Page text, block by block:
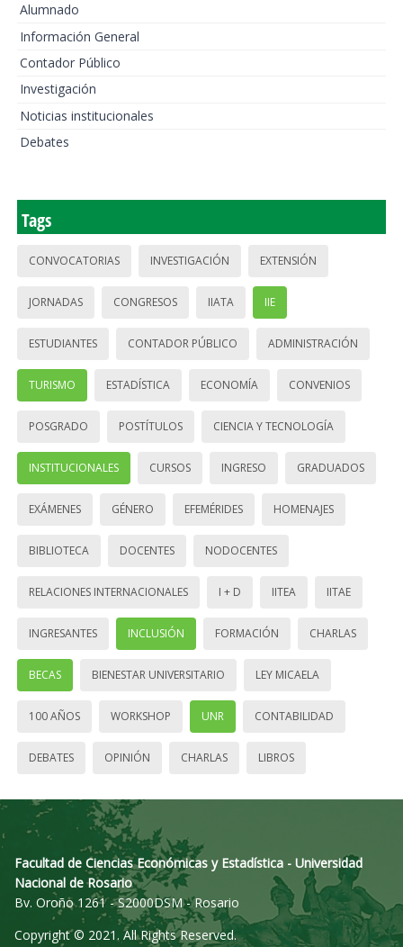
Alumnado
Información General
Contador Público
Investigación
Noticias institucionales
Debates
Tags
CONVOCATORIAS INVESTIGACIÓN EXTENSIÓN
JORNADAS CONGRESOS IIATA IIE
ESTUDIANTES CONTADOR PÚBLICO ADMINISTRACIÓN
TURISMO ESTADÍSTICA ECONOMÍA CONVENIOS
POSGRADO POSTÍTULOS CIENCIA Y TECNOLOGÍA
INSTITUCIONALES CURSOS INGRESO GRADUADOS
EXÁMENES GÉNERO EFEMÉRIDES HOMENAJES
BIBLIOTECA DOCENTES NODOCENTES
RELACIONES INTERNACIONALES I + D IITEA IITAE
INGRESANTES INCLUSIÓN FORMACIÓN CHARLAS
BECAS BIENESTAR UNIVERSITARIO LEY MICAELA
100 AÑOS WORKSHOP UNR CONTABILIDAD
DEBATES OPINIÓN CHARLAS LIBROS
Facultad de Ciencias Económicas y Estadística - Universidad
Nacional de Rosario
Bv. Oroño 1261 - S2000DSM - Rosario
Copyright © 2021. All Rights Reserved.